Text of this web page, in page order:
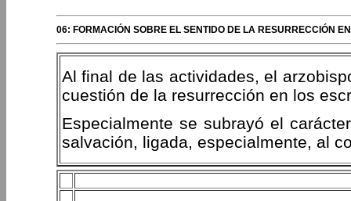
06: FORMACIÓN SOBRE EL SENTIDO DE LA RESURRECCIÓN
Al final de las actividades, el
cuestión de la resurrección en los
Especialmente se subrayó el
salvación, ligada, especialmente, al